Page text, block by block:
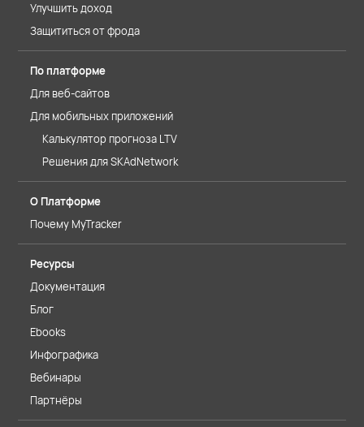
Улучшить доход
Защититься от фрода
По платформе
Для веб-сайтов
Для мобильных приложений
Калькулятор прогноза LTV
Решения для SKAdNetwork
О Платформе
Почему MyTracker
Ресурсы
Документация
Блог
Ebooks
Инфографика
Вебинары
Партнёры